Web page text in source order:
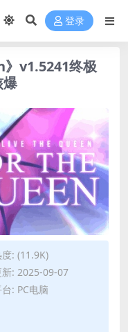
登录
》v1.5241终极
爆
: (11.9K)
: 2025-09-07
: PC电脑